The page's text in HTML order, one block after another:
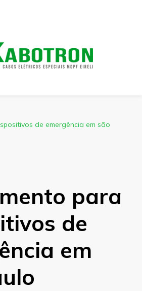
de emergência em são
para
de
em